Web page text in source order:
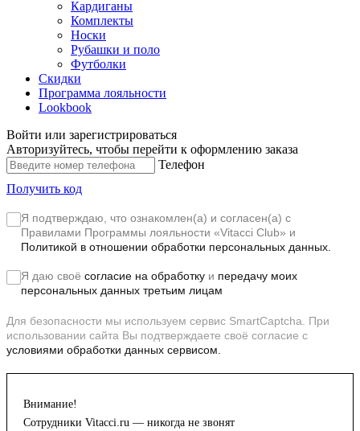
Кардиганы
Комплекты
Носки
Рубашки и поло
Футболки
Скидки
Программа лояльности
Lookbook
Войти или зарегистрироваться
Авторизуйтесь, чтобы перейти к оформлению заказа
Телефон
Получить код
Я подтверждаю, что ознакомлен(а) и согласен(а) с
Правилами Программы лояльности «Vitacci Club» и
Политикой в отношении обработки персональных данных.
Я даю своё согласие на обработку и передачу моих
персональных данных третьим лицам
Для безопасности мы используем сервис SmartCaptcha. При
использовании сайта Вы подтверждаете своё согласие с
условиями обработки данных сервисом.
Внимание!
Сотрудники Vitacci.ru — никогда не звонят